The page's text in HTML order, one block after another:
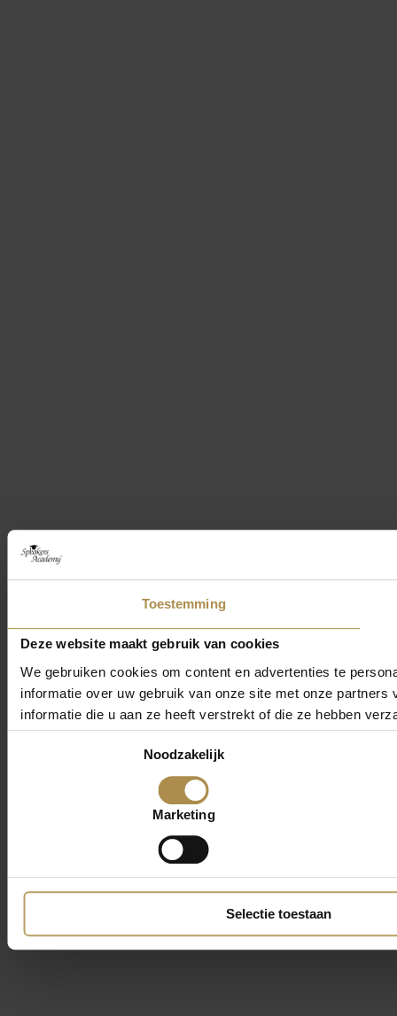
Toestemming
Deze website maakt gebruik van cookies
We gebruiken cookies om content en advertenties te
informatie over uw gebruik van onze site met onze
informatie die u aan ze heeft verstrekt of die ze hebben
Noodzakelijk
Marketing
Selectie toestaan